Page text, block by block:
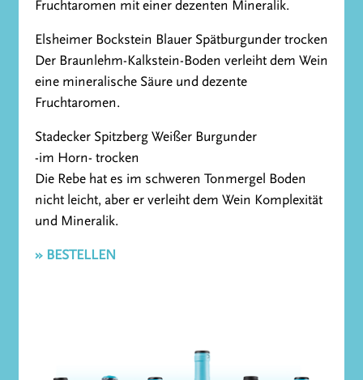
Fruchtaromen mit einer dezenten Mineralik.
Elsheimer Bockstein Blauer Spätburgunder trocken
Der Braunlehm-Kalkstein-Boden verleiht dem Wein
eine mineralische Säure und dezente
Fruchtaromen.
Stadecker Spitzberg Weißer Burgunder
-im Horn- trocken
Die Rebe hat es im schweren Tonmergel Boden
nicht leicht, aber er verleiht dem Wein Komplexität
und Mineralik.
» BESTELLEN